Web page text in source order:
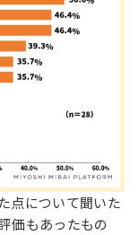
点について聞いた
価もあったもの